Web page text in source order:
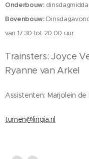
Onderbouw:
Bovenbouw:
van 17.30 tot 20.00 uur
Trainsters: Joyce
Ryanne van Arkel
Assistenten: Marjolein de
turnen@lingia.nl